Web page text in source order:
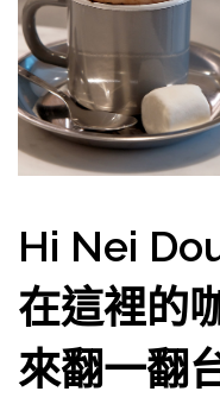
Hi Nei
在這裡的
來翻一翻